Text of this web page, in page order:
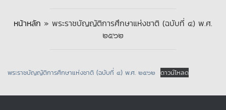
หน้าหลัก » พระราชบัญญัติการศึกษาแห่งชาติ (ฉบับที่ ๔) พ.ศ.
๒๕๖๒
พระราชบัญญัติการศึกษาแห่งชาติ (ฉบับที่ ๔) พ.ศ. ๒๕๖๒ ดาวน์โหลด